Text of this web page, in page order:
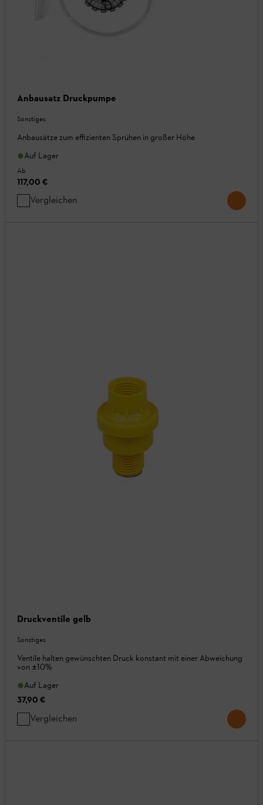
Anbausatz Druckpumpe
Sonstiges
Anbausätze zum effizienten Sprühen in großer Höhe
Auf Lager
Ab
117,00 €
Vergleichen
Druckventile gelb
Sonstiges
Ventile halten gewünschten Druck konstant mit einer Abweichung
von ±10%
Auf Lager
37,90 €
Vergleichen